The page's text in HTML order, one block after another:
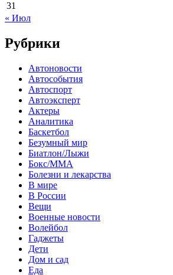
31
« Июл
Рубрики
Автоновости
Автособытия
Автоспорт
Автоэксперт
Актеры
Аналитика
Баскетбол
Безумный мир
Биатлон/Лыжи
Бокс/MMA
Болезни и лекарства
В мире
В России
Вещи
Военные новости
Волейбол
Гаджеты
Дети
Дом и сад
Еда